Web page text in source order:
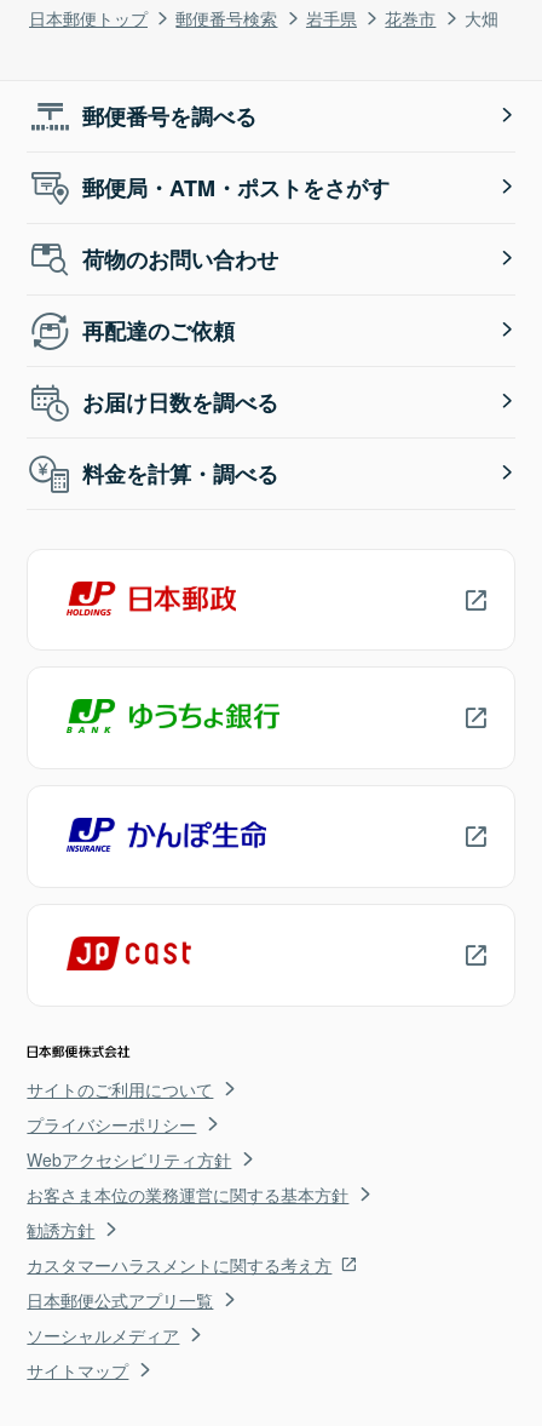
日本郵便トップ 郵便番号検索 岩手県 花巻市 大畑
郵便番号を調べる
郵便局・ATM・ポストをさがす
荷物のお問い合わせ
再配達のご依頼
お届け日数を調べる
料金を計算・調べる
サイトのご利用について
プライバシーポリシー
Webアクセシビリティ方針
お客さま本位の業務運営に関する基本方針
勧誘方針
カスタマーハラスメントに関する考え方
日本郵便公式アプリ一覧
ソーシャルメディア
サイトマップ